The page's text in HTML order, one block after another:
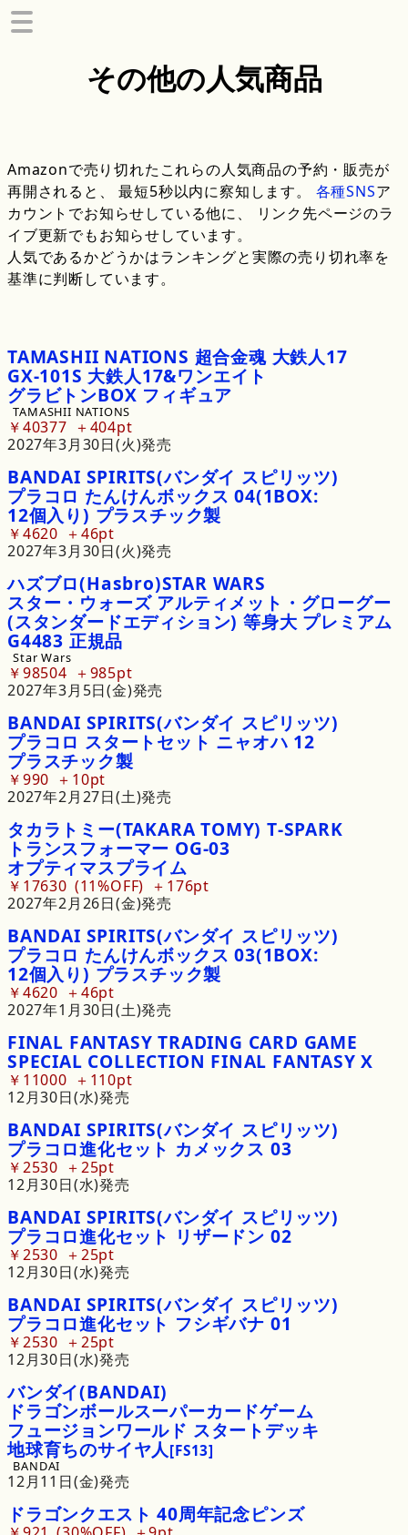
その他の人気商品
Amazonで売り切れたこれらの人気商品の予約・販売が
再開されると、 最短5秒以内に察知します。 各種SNSア
カウントでお知らせしている他に、 リンク先ページのラ
イブ更新でもお知らせしています。
人気であるかどうかはランキングと実際の売り切れ率を
基準に判断しています。
TAMASHII NATIONS 超合金魂 大鉄人17
GX-101S 大鉄人17&ワンエイト
グラビトンBOX フィギュア
TAMASHII NATIONS
￥40377
404pt
2027年3月30日(火)発売
BANDAI SPIRITS(バンダイ スピリッツ)
プラコロ たんけんボックス 04(1BOX:
12個入り) プラスチック製
￥4620
46pt
2027年3月30日(火)発売
ハズブロ(Hasbro)STAR WARS
スター・ ウォーズ アルティメット・ グローグー
(スタンダードエディション) 等身大 プレミアム
G4483 正規品
Star Wars
￥98504
985pt
2027年3月5日(金)発売
BANDAI SPIRITS(バンダイ スピリッツ)
プラコロ スタートセット ニャオハ 12
プラスチック製
￥990
10pt
2027年2月27日(土)発売
タカラトミー(TAKARA TOMY) T-SPARK
トランスフォーマー OG-03
オプティマスプライム
￥17630 11%OFF
176pt
2027年2月26日(金)発売
BANDAI SPIRITS(バンダイ スピリッツ)
プラコロ たんけんボックス 03(1BOX:
12個入り) プラスチック製
￥4620
46pt
2027年1月30日(土)発売
FINAL FANTASY TRADING CARD GAME
SPECIAL COLLECTION FINAL FANTASY X
￥11000
110pt
12月30日(水)発売
BANDAI SPIRITS(バンダイ スピリッツ)
プラコロ進化セット カメックス 03
￥2530
25pt
12月30日(水)発売
BANDAI SPIRITS(バンダイ スピリッツ)
プラコロ進化セット リザードン 02
￥2530
25pt
12月30日(水)発売
BANDAI SPIRITS(バンダイ スピリッツ)
プラコロ進化セット フシギバナ 01
￥2530
25pt
12月30日(水)発売
バンダイ(BANDAI)
ドラゴンボールスーパーカードゲーム
フュージョンワールド スタートデッキ
地球育ちのサイヤ人[FS13]
BANDAI
12月11日(金)発売
ドラゴンクエスト 40周年記念ピンズ